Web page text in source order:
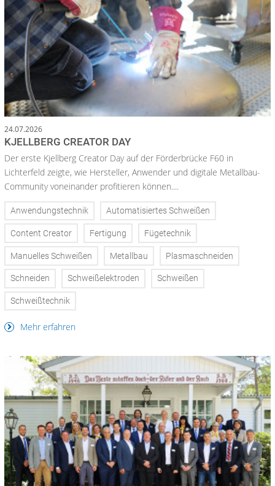
24.07.2026
KJELLBERG CREATOR DAY
Der erste Kjellberg Creator Day auf der Förderbrücke F60 in
Lichterfeld zeigte, wie Hersteller, Anwender und digitale Metallbau-
Community voneinander profitieren können....
Anwendungstechnik Automatisiertes Schweißen
Content Creator Fertigung Fügetechnik
Manuelles Schweißen Metallbau Plasmaschneiden
Schneiden Schweißelektroden Schweißen
Schweißtechnik
Mehr erfahren